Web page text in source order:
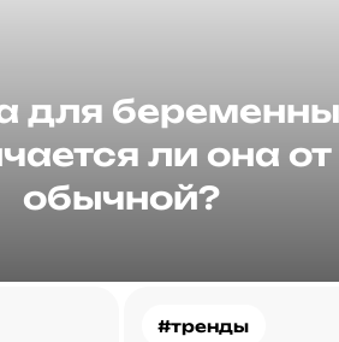
для
ли она от
обычной?
#тренды